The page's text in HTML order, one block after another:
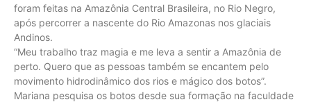
foram feitas na Amazônia Central Brasileira, no Rio Negro,
após percorrer a nascente do Rio Amazonas nos glaciais
Andinos.
“Meu trabalho traz magia e me leva a sentir a Amazônia de
perto. Quero que as pessoas também se encantem pelo
movimento hidrodinâmico dos rios e mágico dos botos”.
Mariana pesquisa os botos desde sua formação na faculdade